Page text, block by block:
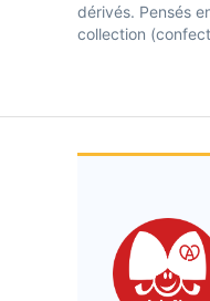
dérivés. Pensés
collection